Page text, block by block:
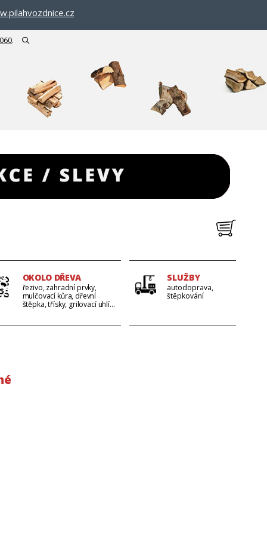
.
OKOLO DŘEVA
řezivo, zahradní prvky,
mulčovací kůra, dřevní
štěpka, třísky, grilovací uhlí...
SLUŽBY
autodoprava,
štěpkování